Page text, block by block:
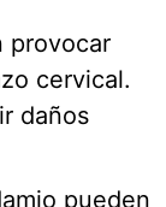
provocar
cervical.
daños
pueden